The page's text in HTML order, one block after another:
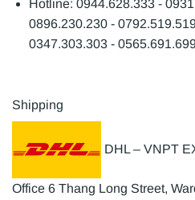
Hotline: 0944.628.333 -
0896.230.230 -
0347.303.303 -
Shipping
DHL – VNPT
Office 6 Thang Long Street,